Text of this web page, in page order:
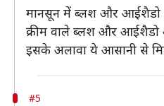
मानसून में ब्लश और आईशैडो
क्रीम वाले ब्लश और
इसके अलावा ये आसानी से
#5